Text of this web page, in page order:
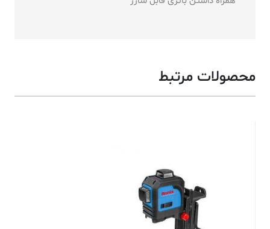
محصولات مرتبط